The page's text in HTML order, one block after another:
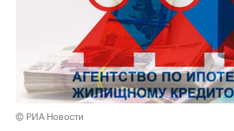
© РИА Новости